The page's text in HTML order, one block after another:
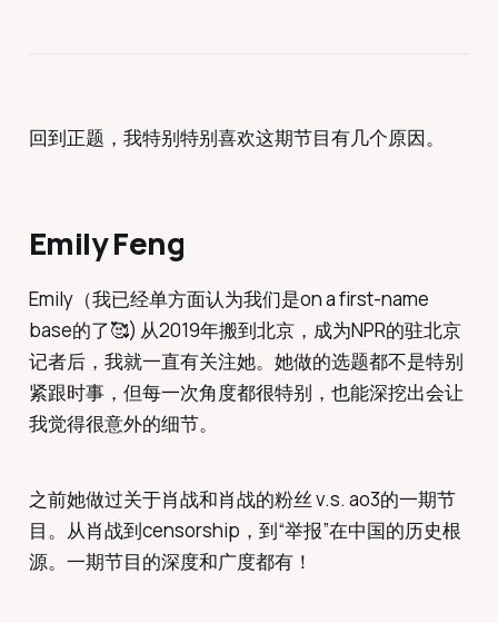
回到正题，我特别特别喜欢这期节目有几个原因。
Emily Feng
Emily（我已经单方面认为我们是on a first-name
base的了🥰) 从2019年搬到北京，成为NPR的驻北京
记者后，我就一直有关注她。她做的选题都不是特别
紧跟时事，但每一次角度都很特别，也能深挖出会让
我觉得很意外的细节。
之前她做过关于肖战和肖战的粉丝 v.s. ao3的一期节
目。从肖战到censorship，到“举报”在中国的历史根
源。一期节目的深度和广度都有！